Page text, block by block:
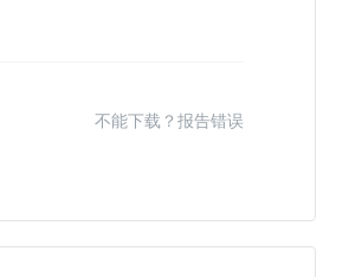
不能下载？报告错误